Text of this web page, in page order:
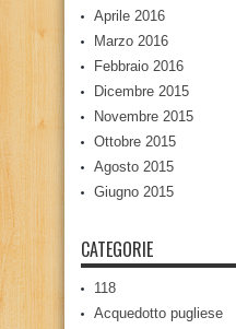
Aprile 2016
Marzo 2016
Febbraio 2016
Dicembre 2015
Novembre 2015
Ottobre 2015
Agosto 2015
Giugno 2015
CATEGORIE
118
Acquedotto pugliese